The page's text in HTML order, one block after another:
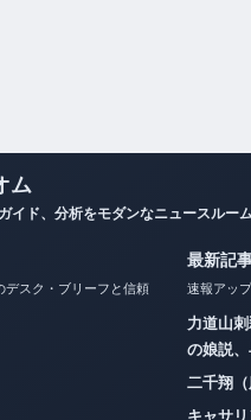
ム
イド、分析をモダンなニュースルー
最新記事
速報アッ
力道山
の娘説